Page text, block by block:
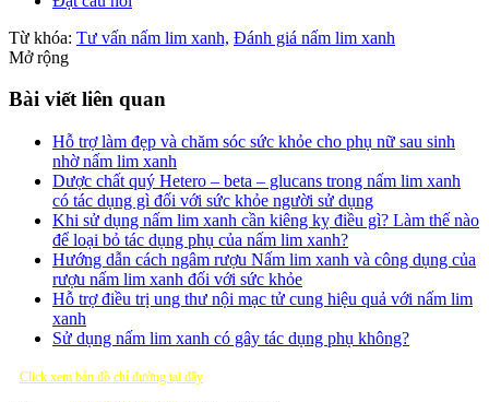
Từ khóa: Tư vấn nấm lim xanh, Đánh giá nấm lim xanh
Mở rộng
Bài viết liên quan
Hỗ trợ làm đẹp và chăm sóc sức khỏe cho phụ nữ sau sinh
nhờ nấm lim xanh
Dược chất quý Hetero – beta – glucans trong nấm lim xanh
có tác dụng gì đối với sức khỏe người sử dụng
Khi sử dụng nấm lim xanh cần kiêng kỵ điều gì? Làm thế nào
để loại bỏ tác dụng phụ của nấm lim xanh?
Hướng dẫn cách ngâm rượu Nấm lim xanh và công dụng của
rượu nấm lim xanh đối với sức khỏe
Hỗ trợ điều trị ung thư nội mạc tử cung hiệu quả với nấm lim
xanh
Sử dụng nấm lim xanh có gây tác dụng phụ không?
Click xem bản đồ chỉ đường tại đây